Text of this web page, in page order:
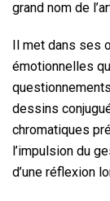
grand nom de
Il met dans ses
émotionnelles
dessins
chromatiques
l’impulsion du
d’une réflexion